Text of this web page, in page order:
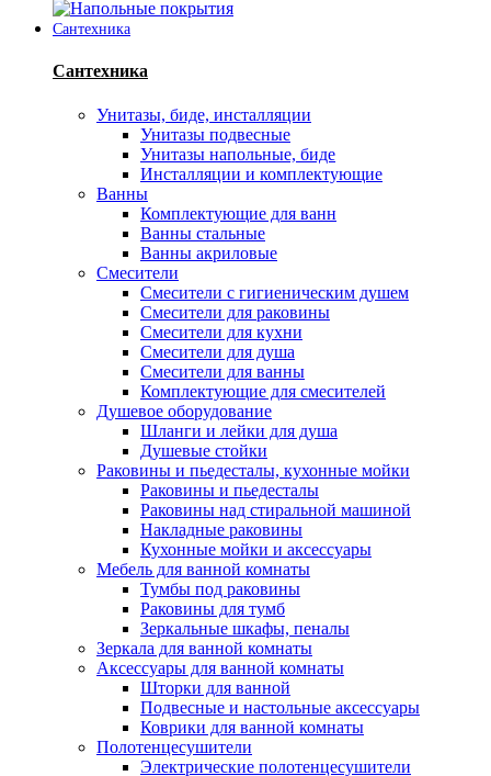
Сантехника
Сантехника
Унитазы, биде, инсталляции
Унитазы подвесные
Унитазы напольные, биде
Инсталляции и комплектующие
Ванны
Комплектующие для ванн
Ванны стальные
Ванны акриловые
Смесители
Смесители с гигиеническим душем
Смесители для раковины
Смесители для кухни
Смесители для душа
Смесители для ванны
Комплектующие для смесителей
Душевое оборудование
Шланги и лейки для душа
Душевые стойки
Раковины и пьедесталы, кухонные мойки
Раковины и пьедесталы
Раковины над стиральной машиной
Накладные раковины
Кухонные мойки и аксессуары
Мебель для ванной комнаты
Тумбы под раковины
Раковины для тумб
Зеркальные шкафы, пеналы
Зеркала для ванной комнаты
Аксессуары для ванной комнаты
Шторки для ванной
Подвесные и настольные аксессуары
Коврики для ванной комнаты
Полотенцесушители
Электрические полотенцесушители